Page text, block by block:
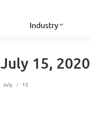
Industry
July 15, 2020
July 15